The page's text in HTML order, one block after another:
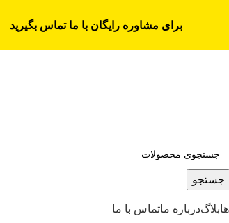
جستجو
بلاگدرباره ماتماس با ما
برای مشاوره رایگان با ما تماس بگیرید